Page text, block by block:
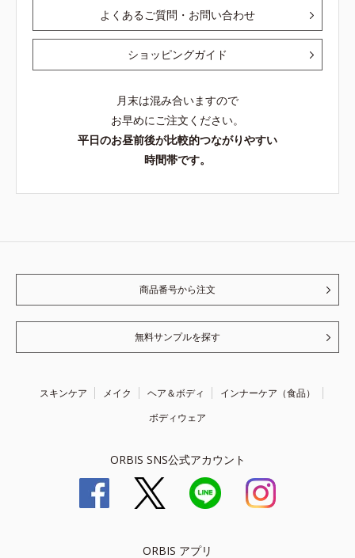
よくあるご質問・お問い合わせ
ショッピングガイド
月末は混み合いますので
お早めにご注文ください。
平日のお昼前後が比較的つながりやすい
時間帯です。
商品番号から注文
無料サンプルを探す
スキンケア メイク ヘア＆ボディ
インナーケア（食品）
ボディウェア
ORBIS SNS公式アカウント
ORBIS アプリ